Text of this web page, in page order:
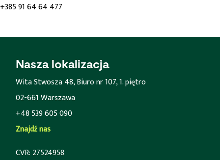
+385 91 64 64 477
Nasza lokalizacja
Wita Stwosza 48, Biuro nr 107, 1. piętro
02-661 Warszawa
+48 539 605 090
Znajdź nas
CVR: 27524958